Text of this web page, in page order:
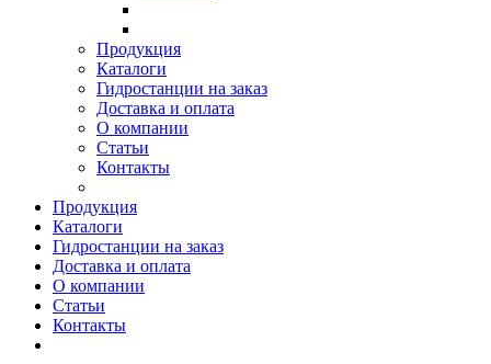
Продукция
Каталоги
Гидростанции на заказ
Доставка и оплата
О компании
Статьи
Контакты
Продукция
Каталоги
Гидростанции на заказ
Доставка и оплата
О компании
Статьи
Контакты